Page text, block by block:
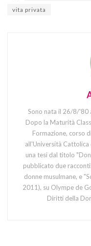
vita privata
Sono nata il 26/8/'80
Dopo la Maturità
Formazione, corso
all'Università Cattolica
una tesi dal titolo
pubblicato due
donne musulmane, e
2011), su Olympe de
Diritti della